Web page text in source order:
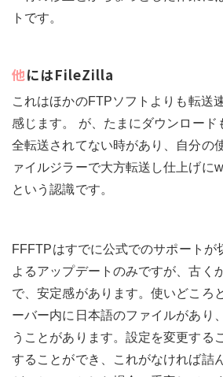
トです。
他にはFileZilla
これはほかのFTPソフトよりも転送
感じます。 が、たまにダウンロード
全転送されてない時があり、自分の
ァイルジラーで大方転送し仕上げに
という認識です。
FFFTPはすでに公式でのサポートが
よるアップデートのみですが、古く
で、安定感があります。使いどころ
ーバー内に日本語のファイルがあり
うことがあります。設定を変更する
することができ、これがなければ詰